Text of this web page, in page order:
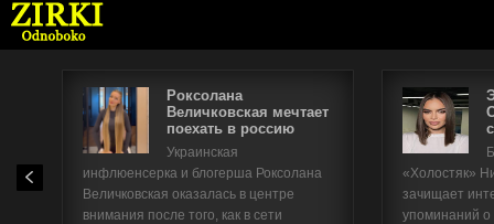
Роксолана
Величковская мечтает
поехать в россию
Украинская
инфлюенсерка и блогерша Роксолана
Величковская оказалась в центре
внимания после того, как в сети
«Холостяк»
зачищает
упоминаний
Имя